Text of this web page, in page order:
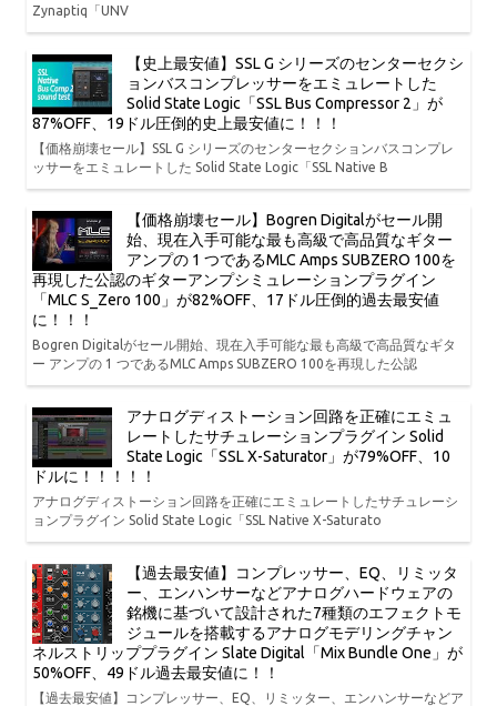
Zynaptiq「UNV
【史上最安値】SSL G シリーズのセンターセクシ
ョンバスコンプレッサーをエミュレートした
Solid State Logic「SSL Bus Compressor 2」が
87%OFF、19ドル圧倒的史上最安値に！！！
【価格崩壊セール】SSL G シリーズのセンターセクションバスコンプレ
ッサーをエミュレートした Solid State Logic「SSL Native B
【価格崩壊セール】Bogren Digitalがセール開
始、現在入手可能な最も高級で高品質なギター
アンプの 1 つであるMLC Amps SUBZERO 100を
再現した公認のギターアンプシミュレーションプラグイン
「MLC S_Zero 100」が82%OFF、17ドル圧倒的過去最安値
に！！！
Bogren Digitalがセール開始、現在入手可能な最も高級で高品質なギタ
ー アンプの 1 つであるMLC Amps SUBZERO 100を再現した公認
アナログディストーション回路を正確にエミュ
レートしたサチュレーションプラグイン Solid
State Logic「SSL X-Saturator」が79%OFF、10
ドルに！！！！！
アナログディストーション回路を正確にエミュレートしたサチュレーシ
ョンプラグイン Solid State Logic「SSL Native X-Saturato
【過去最安値】コンプレッサー、EQ、リミッタ
ー、エンハンサーなどアナログハードウェアの
銘機に基づいて設計された7種類のエフェクトモ
ジュールを搭載するアナログモデリングチャン
ネルストリッププラグイン Slate Digital「Mix Bundle One」が
50%OFF、49ドル過去最安値に！！
【過去最安値】コンプレッサー、EQ、リミッター、エンハンサーなどア